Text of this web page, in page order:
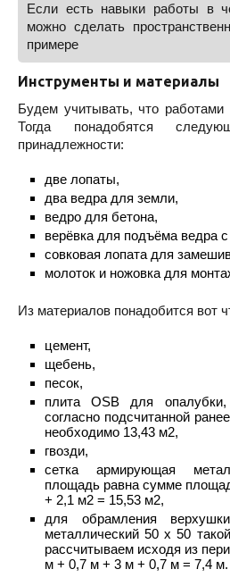
Если есть навыки работы в
можно сделать
примере
Инструменты и материалы
Будем учитывать, что работами
Тогда понадобятся
принадлежности:
две лопаты,
два ведра для земли,
ведро для бетона,
верёвка для подъёма ведра с
совковая лопата для
молоток и ножовка для
Из материалов понадобится вот
цемент,
щебень,
песок,
плита OSB для
согласно подсчитанной
необходимо 13,43 м2,
гвозди,
сетка армирующая
площадь равна сумме
+ 2,1 м2 = 15,53 м2,
для обрамления
металлический 50 х 50
рассчитываем исходя из
м + 0,7 м + 3 м + 0,7 м = 7,4 м.